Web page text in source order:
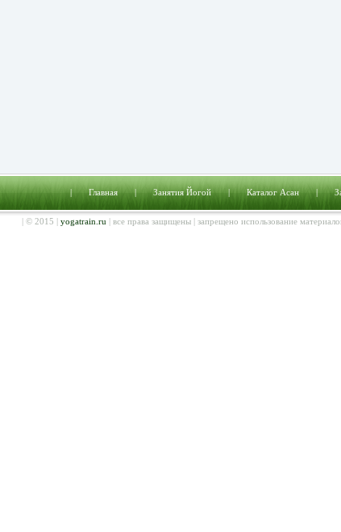
|Главная|Занятия Йогой|Каталог Асан|
| © 2015 | yogatrain.ru | все права защищены | запрещено использование